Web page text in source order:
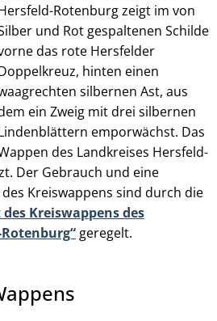
© Landkreis Hersfeld-Rotenburg
Rotenburg zeigt im von
und Rot gespaltenen Schilde
das rote Hersfelder
hinten einen
silbernen Ast, aus
ein Zweig mit drei silbernen
emporwächst. Das
des Landkreises Hersfeld-
Der Gebrauch und eine
Kreiswappens sind durch die
Kreiswappens des
geregelt.